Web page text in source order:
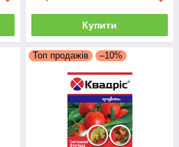
Купити
Топ продажів –10%